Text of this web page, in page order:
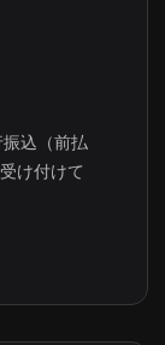
込（前払
け付けて